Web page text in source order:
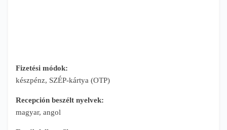
Fizetési módok:
készpénz, SZÉP-kártya (OTP)
Recepción beszélt nyelvek:
magyar, angol